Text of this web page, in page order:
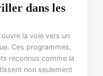
dans les
la voie vers un
Ces programmes,
reconnus comme la
non seulement